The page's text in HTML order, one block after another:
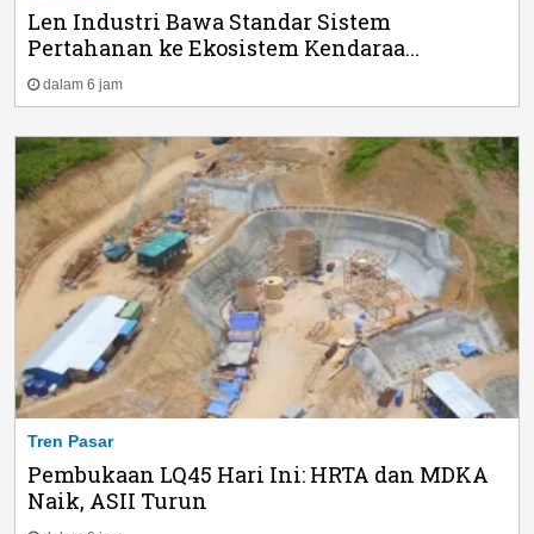
Len Industri Bawa Standar Sistem
Pertahanan ke Ekosistem Kendaraa...
dalam 6 jam
Tren Pasar
Pembukaan LQ45 Hari Ini: HRTA dan MDKA
Naik, ASII Turun